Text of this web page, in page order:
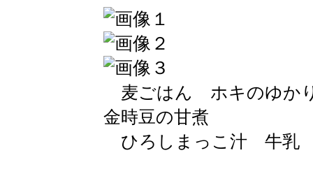
麦ごはん ホキのゆか
金時豆の甘煮
ひろしまっこ汁 牛乳